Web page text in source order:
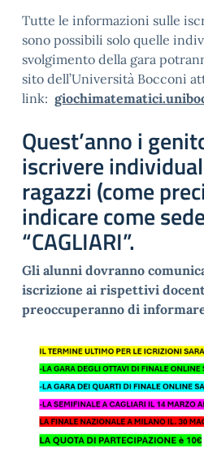
Tutte le informazioni sulle
sono possibili solo quelle
svolgimento della gara
sito dell’Università Bocconi
link:
Quest’anno i
iscrivere
ragazzi (come
indicare come
“CAGLIARI”.
Gli alunni dovranno
iscrizione ai rispettivi
preoccuperanno di